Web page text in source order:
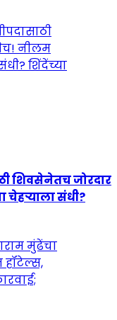
शिवसेनेतच जोरदार
चेहऱ्याला संधी?